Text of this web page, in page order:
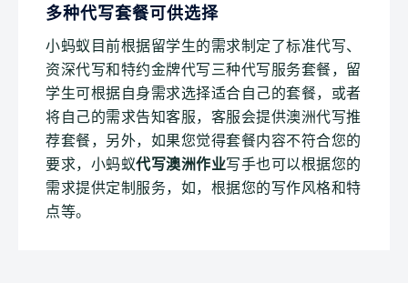
多种代写套餐可供选择
小蚂蚁目前根据留学生的需求制定了标准代写、
资深代写和特约金牌代写三种代写服务套餐，留
学生可根据自身需求选择适合自己的套餐，或者
将自己的需求告知客服，客服会提供澳洲代写推
荐套餐，另外，如果您觉得套餐内容不符合您的
要求，小蚂蚁代写澳洲作业写手也可以根据您的
需求提供定制服务，如，根据您的写作风格和特
点等。